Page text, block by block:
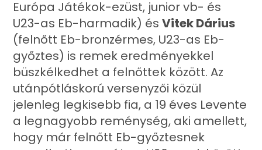
Európa Játékok-ezüst, junior vb- és
U23-as Eb-harmadik) ésVitek Dárius
(felnőtt Eb-bronzérmes, U23-as Eb-
győztes) is remek eredményekkel
büszkélkedhet a felnőttek között. Az
utánpótláskorú versenyzői közül
jelenleg legkisebb fia, a 19 éves Levente
a legnagyobb reménység, aki amellett,
hogy már felnőtt Eb-győztesnek